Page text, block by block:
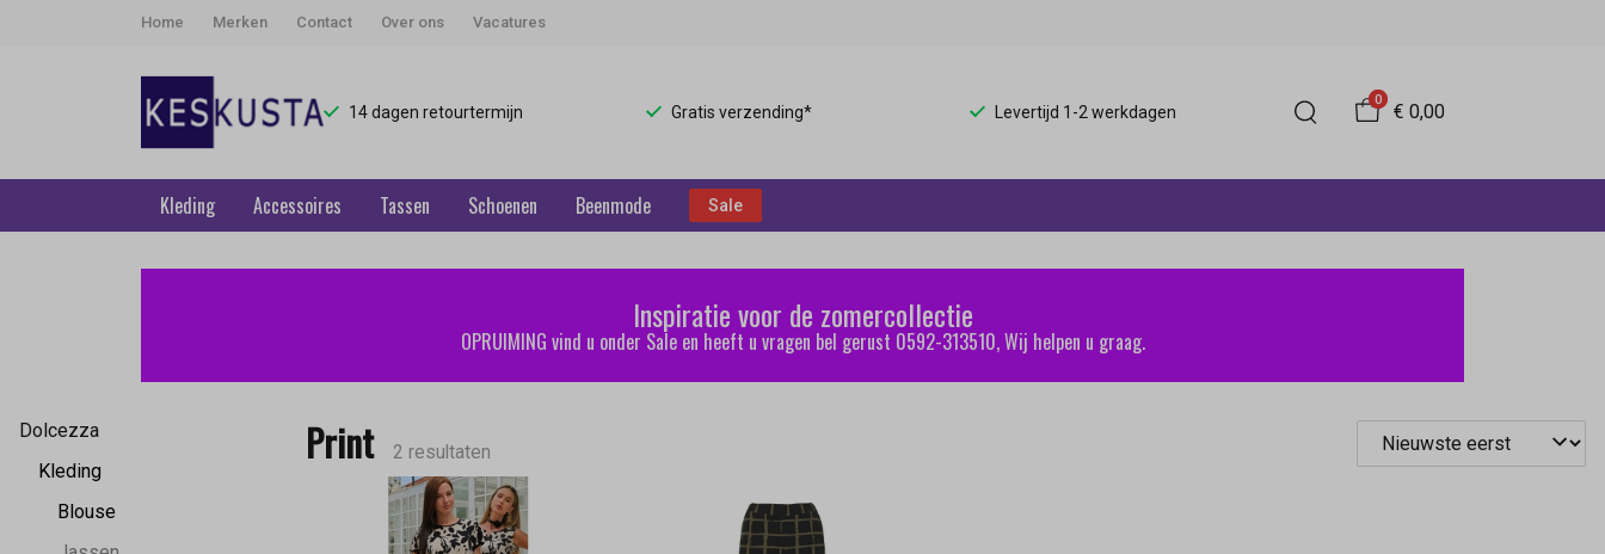
Home Merken Contact Over ons Vacatures
14 dagen retourtermijn Gratis verzending* Levertijd 1-2 werkdagen
0
€ 0,00
Kleding Accessoires Tassen Schoenen Beenmode Sale
Print
Keskusta
Inspiratie voor de zomercollectie
OPRUIMING vind u onder Sale en heeft u vragen bel gerust 0592-313510, Wij helpen u graag.
Dolcezza
Kleding
Blouse
Print 2 resultaten